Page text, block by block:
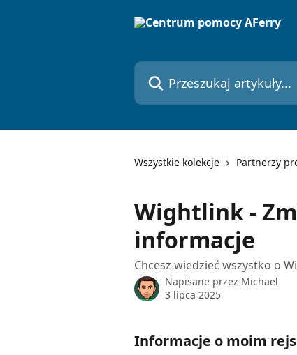
Przeszukaj artykuły...
Wszystkie kolekcje Partnerzy
Wightlink -
informacje
Chcesz wiedzieć wszystko o
Napisane przez Michael
3 lipca 2025
Informacje o moim